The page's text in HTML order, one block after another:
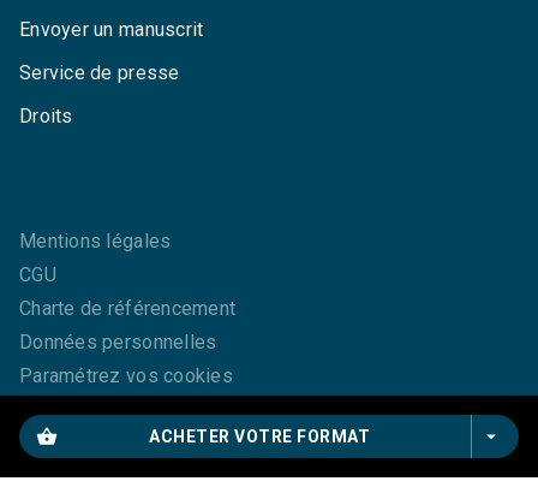
shopping_basket ACHETER VOTRE FORMAT arrow_drop_down
Envoyer un manuscrit
Service de presse
Droits
Mentions légales
CGU
Charte de référencement
Données personnelles
Paramétrez vos cookies